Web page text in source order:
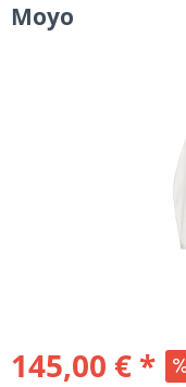
Moyo
145,00 € *